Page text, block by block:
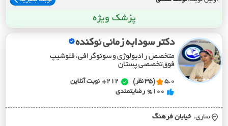
پزشک ویژه
دکتر سودابه زمانی نوکنده
متخصص رادیولوژی و سونوگرافی، فلوشیپ
فوق‌تخصصی پستان
5.0 (35 نظر) 212+
نوبت آنلاین
%100 رضایتمندی
ساری، خيابان فرهنگ